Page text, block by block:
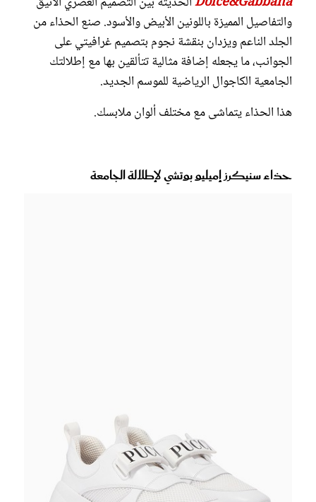
والتفاصيل المميزة باللونين الأبيض والأسود. صنع الحذاء من
الجلد الناعم ويزدان بنقشة نجوم بتصميم غرافيتي على
الجوانب، ما يجعله إضافة مثالية تتألقين بها مع إطلالتك
الجامعية الكاجوال الرياضية للموسم الجديد.
هذا الحذاء يتماشى مع مختلف ألوان ملابسك.
حذاء سنيكرز إميليو بوتشي لإطلالة الجامعة